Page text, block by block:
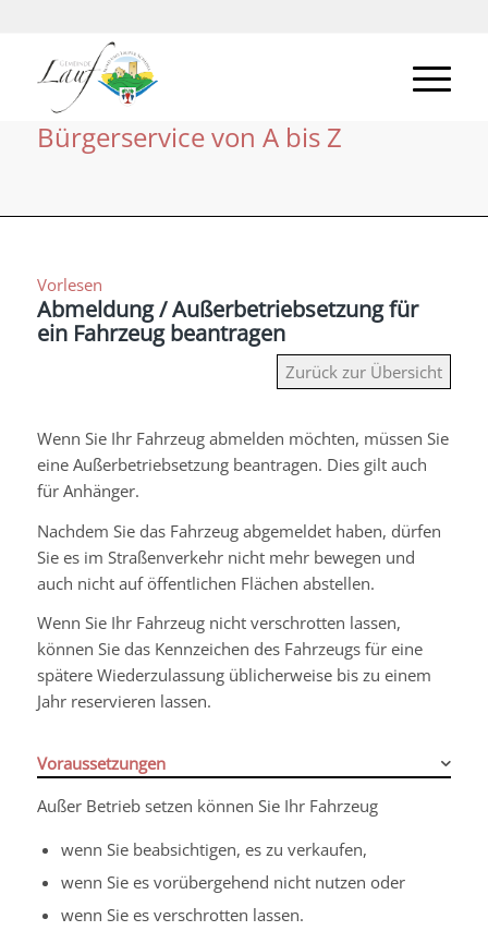
Bürgerservice von A bis Z
Vorlesen
Abmeldung / Außerbetriebsetzung für
ein Fahrzeug beantragen
Zurück zur Übersicht
Wenn Sie Ihr Fahrzeug abmelden möchten, müssen Sie
eine Außerbetriebsetzung beantragen. Dies gilt auch
für Anhänger.
Nachdem Sie das Fahrzeug abgemeldet haben, dürfen
Sie es im Straßenverkehr nicht mehr bewegen und
auch nicht auf öffentlichen Flächen abstellen.
Wenn Sie Ihr Fahrzeug nicht verschrotten lassen,
können Sie das Kennzeichen des Fahrzeugs für eine
spätere Wiederzulassung üblicherweise bis zu einem
Jahr reservieren lassen.
Voraussetzungen
Außer Betrieb setzen können Sie Ihr Fahrzeug
wenn Sie beabsichtigen, es zu verkaufen,
wenn Sie es vorübergehend nicht nutzen oder
wenn Sie es verschrotten lassen.